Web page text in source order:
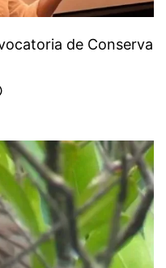
de Conserva